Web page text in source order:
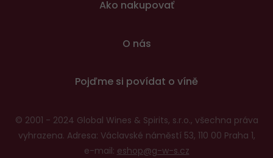
Ako nakupovať
O nás
Pojďme si povídat o víně
© 2001 - 2024 Global Wines & Spirits, s.r.o., všechna práva
vyhrazena. Adresa: Václavské náměstí 53, 110 00 Praha 1,
e-mail: eshop@g-w-s.cz